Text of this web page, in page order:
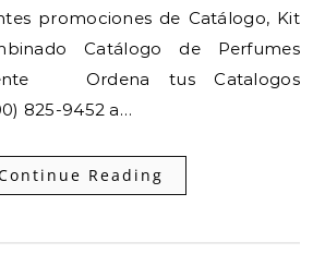
promociones de Catálogo, Kit
Catálogo de Perfumes
Ordena tus Catalogos
825-9452 a…
Reading